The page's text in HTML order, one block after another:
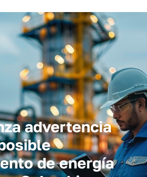
advertencia
de energía